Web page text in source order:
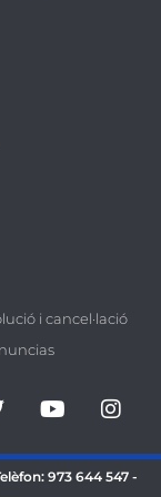
i cancel·lació
973 644 547-